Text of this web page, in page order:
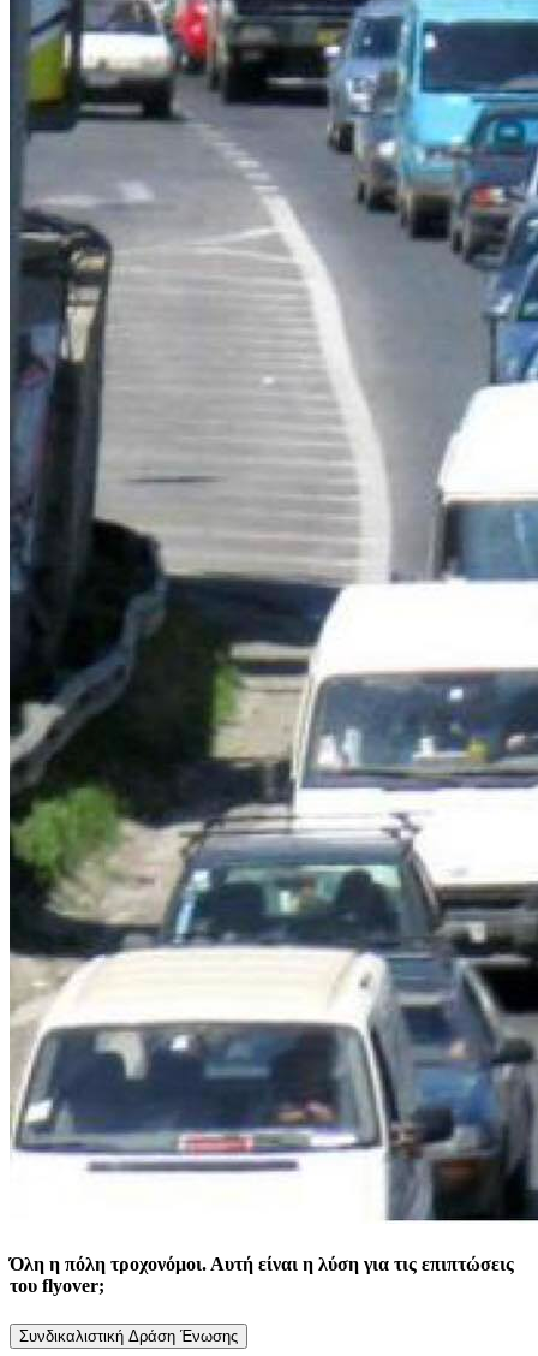
Όλη η πόλη τροχονόμοι. Αυτή είναι η λύση για τις επιπτώσεις
του flyover;
Συνδικαλιστική Δράση Ένωσης